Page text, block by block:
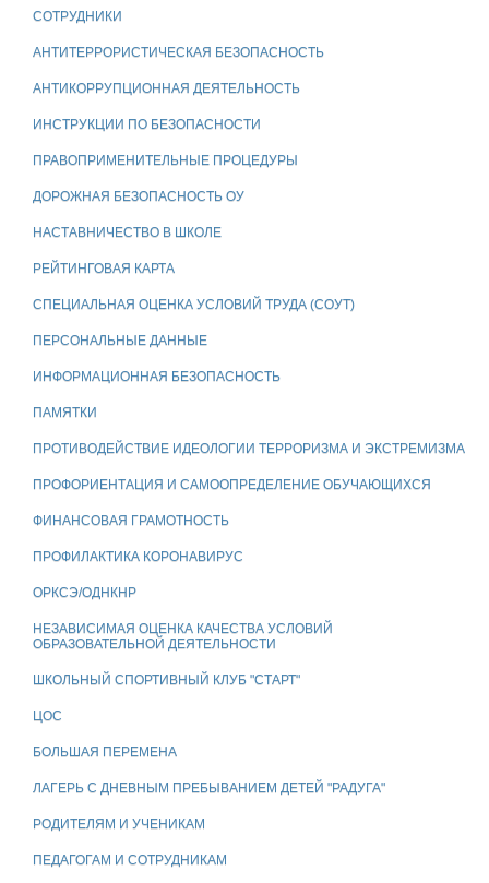
СОТРУДНИКИ
АНТИТЕРРОРИСТИЧЕСКАЯ БЕЗОПАСНОСТЬ
АНТИКОРРУПЦИОННАЯ ДЕЯТЕЛЬНОСТЬ
ИНСТРУКЦИИ ПО БЕЗОПАСНОСТИ
ПРАВОПРИМЕНИТЕЛЬНЫЕ ПРОЦЕДУРЫ
ДОРОЖНАЯ БЕЗОПАСНОСТЬ ОУ
НАСТАВНИЧЕСТВО В ШКОЛЕ
РЕЙТИНГОВАЯ КАРТА
СПЕЦИАЛЬНАЯ ОЦЕНКА УСЛОВИЙ ТРУДА (СОУТ)
ПЕРСОНАЛЬНЫЕ ДАННЫЕ
ИНФОРМАЦИОННАЯ БЕЗОПАСНОСТЬ
ПАМЯТКИ
ПРОТИВОДЕЙСТВИЕ ИДЕОЛОГИИ ТЕРРОРИЗМА И ЭКСТРЕМИЗМА
ПРОФОРИЕНТАЦИЯ И САМООПРЕДЕЛЕНИЕ ОБУЧАЮЩИХСЯ
ФИНАНСОВАЯ ГРАМОТНОСТЬ
ПРОФИЛАКТИКА КОРОНАВИРУС
ОРКСЭ/ОДНКНР
НЕЗАВИСИМАЯ ОЦЕНКА КАЧЕСТВА УСЛОВИЙ
ОБРАЗОВАТЕЛЬНОЙ ДЕЯТЕЛЬНОСТИ
ШКОЛЬНЫЙ СПОРТИВНЫЙ КЛУБ "СТАРТ"
ЦОС
БОЛЬШАЯ ПЕРЕМЕНА
ЛАГЕРЬ С ДНЕВНЫМ ПРЕБЫВАНИЕМ ДЕТЕЙ "РАДУГА"
РОДИТЕЛЯМ И УЧЕНИКАМ
ПЕДАГОГАМ И СОТРУДНИКАМ